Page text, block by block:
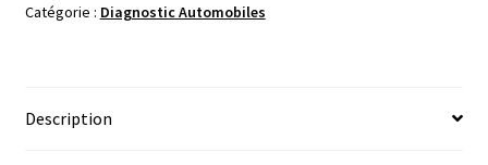
J2534
Catégorie : Diagnostic Automobiles
Description